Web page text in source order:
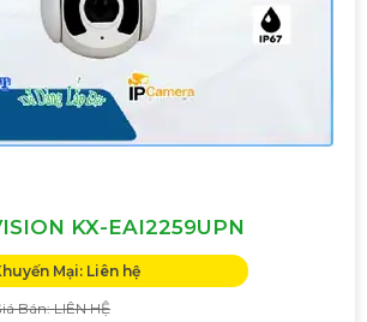
KX-EAI2259UPN
Mại: Liên hệ
Bán: LIÊN HỆ